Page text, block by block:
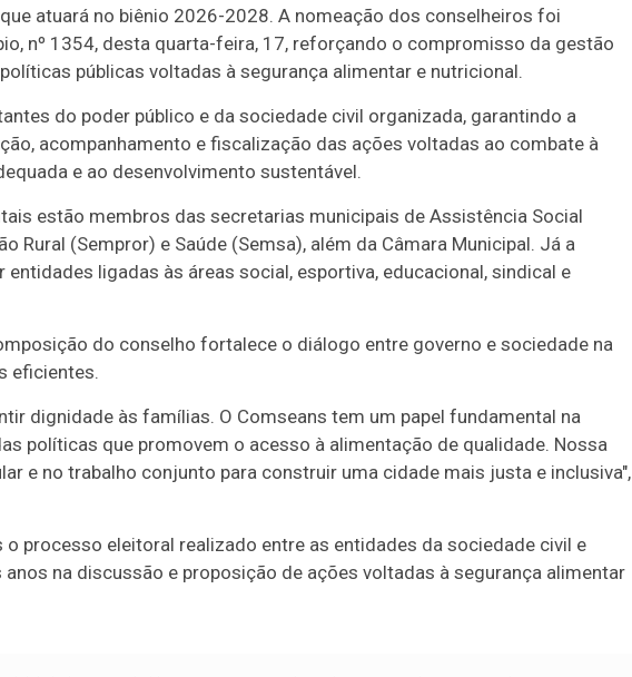
atuará no biênio 2026-2028. A nomeação dos conselheiros foi
nº 1354, desta quarta-feira, 17, reforçando o compromisso da gestão
públicas voltadas à segurança alimentar e nutricional.
do poder público e da sociedade civil organizada, garantindo a
acompanhamento e fiscalização das ações voltadas ao combate à
e ao desenvolvimento sustentável.
estão membros das secretarias municipais de Assistência Social
Rural (Sempror) e Saúde (Semsa), além da Câmara Municipal. Já a
ligadas às áreas social, esportiva, educacional, sindical e
do conselho fortalece o diálogo entre governo e sociedade na
eficientes.
dignidade às famílias. O Comseans tem um papel fundamental na
políticas que promovem o acesso à alimentação de qualidade. Nossa
e no trabalho conjunto para construir uma cidade mais justa e inclusiva",
processo eleitoral realizado entre as entidades da sociedade civil e
na discussão e proposição de ações voltadas à segurança alimentar